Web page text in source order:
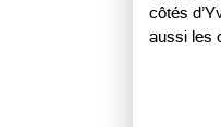
côtés
aussi les